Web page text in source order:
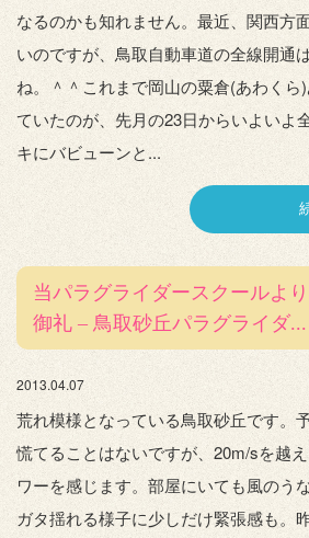
なるのかも知れません。最近、関西方
いのですが、鳥取自動車道の全線開通
ね。＾＾これまで岡山の粟倉(あわく
ていたのが、先月の23日からいよいよ
キにバビューンと...
当パラグライダースクールよ
御礼 – 鳥取砂丘パラグライダ...
2013.04.07
荒れ模様となっている鳥取砂丘です。
慌てることはないですが、20m/sを越
ワーを感じます。部屋にいても風のう
ガタ揺れる様子に少しだけ緊張感も。